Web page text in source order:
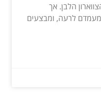
הלבן. אך
לרעה, ומבצעים